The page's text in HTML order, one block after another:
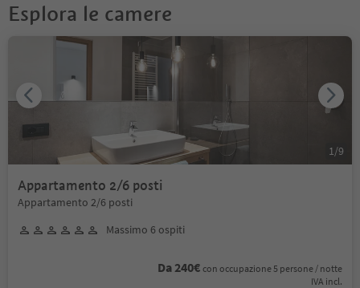
Esplora le camere
Appartamento 2/6 posti
Appartamento 2/6 posti
Massimo 6 ospiti
Da 240€ con occupazione 5 persone / notte
IVA incl.
1/9